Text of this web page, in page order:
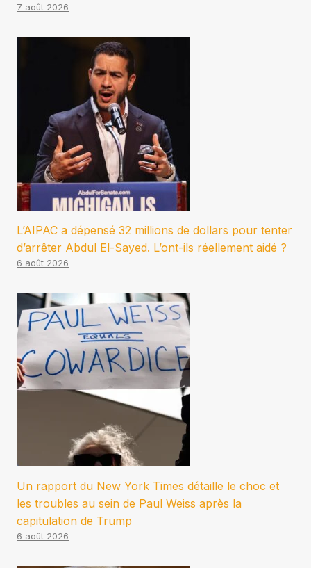
7 août 2026
L’AIPAC a dépensé 32 millions de dollars pour tenter
d’arrêter Abdul El-Sayed. L’ont-ils réellement aidé ?
6 août 2026
Un rapport du New York Times détaille le choc et
les troubles au sein de Paul Weiss après la
capitulation de Trump
6 août 2026